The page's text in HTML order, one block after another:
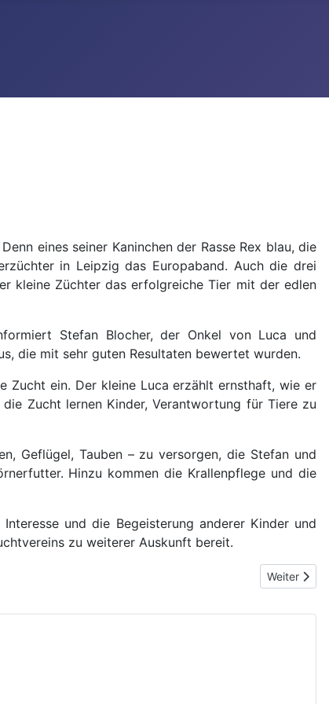
eines seiner Kaninchen der Rasse Rex blau, die
in Leipzig das Europaband. Auch die drei
kleine Züchter das erfolgreiche Tier mit der edlen
Stefan Blocher, der Onkel von Luca und
die mit sehr guten Resultaten bewertet wurden.
Zucht ein. Der kleine Luca erzählt ernsthaft, wie er
Zucht lernen Kinder, Verantwortung für Tiere zu
Geflügel, Tauben – zu versorgen, die Stefan und
Hinzu kommen die Krallenpflege und die
und die Begeisterung anderer Kinder und
zu weiterer Auskunft bereit.
Nächster
Weiter